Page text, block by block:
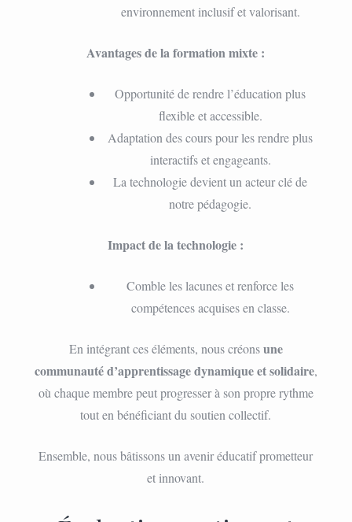
environnement inclusif et valorisant.
Avantages de la formation mixte :
Opportunité de rendre l’éducation plus
flexible et accessible.
Adaptation des cours pour les rendre plus
interactifs et engageants.
La technologie devient un acteur clé de
notre pédagogie.
Impact de la technologie :
Comble les lacunes et renforce les
compétences acquises en classe.
En intégrant ces éléments, nous créonsune
communauté d’apprentissage dynamique et solidaire,
où chaque membre peut progresser à son propre rythme
tout en bénéficiant du soutien collectif.
Ensemble, nous bâtissons un avenir éducatif prometteur
et innovant.